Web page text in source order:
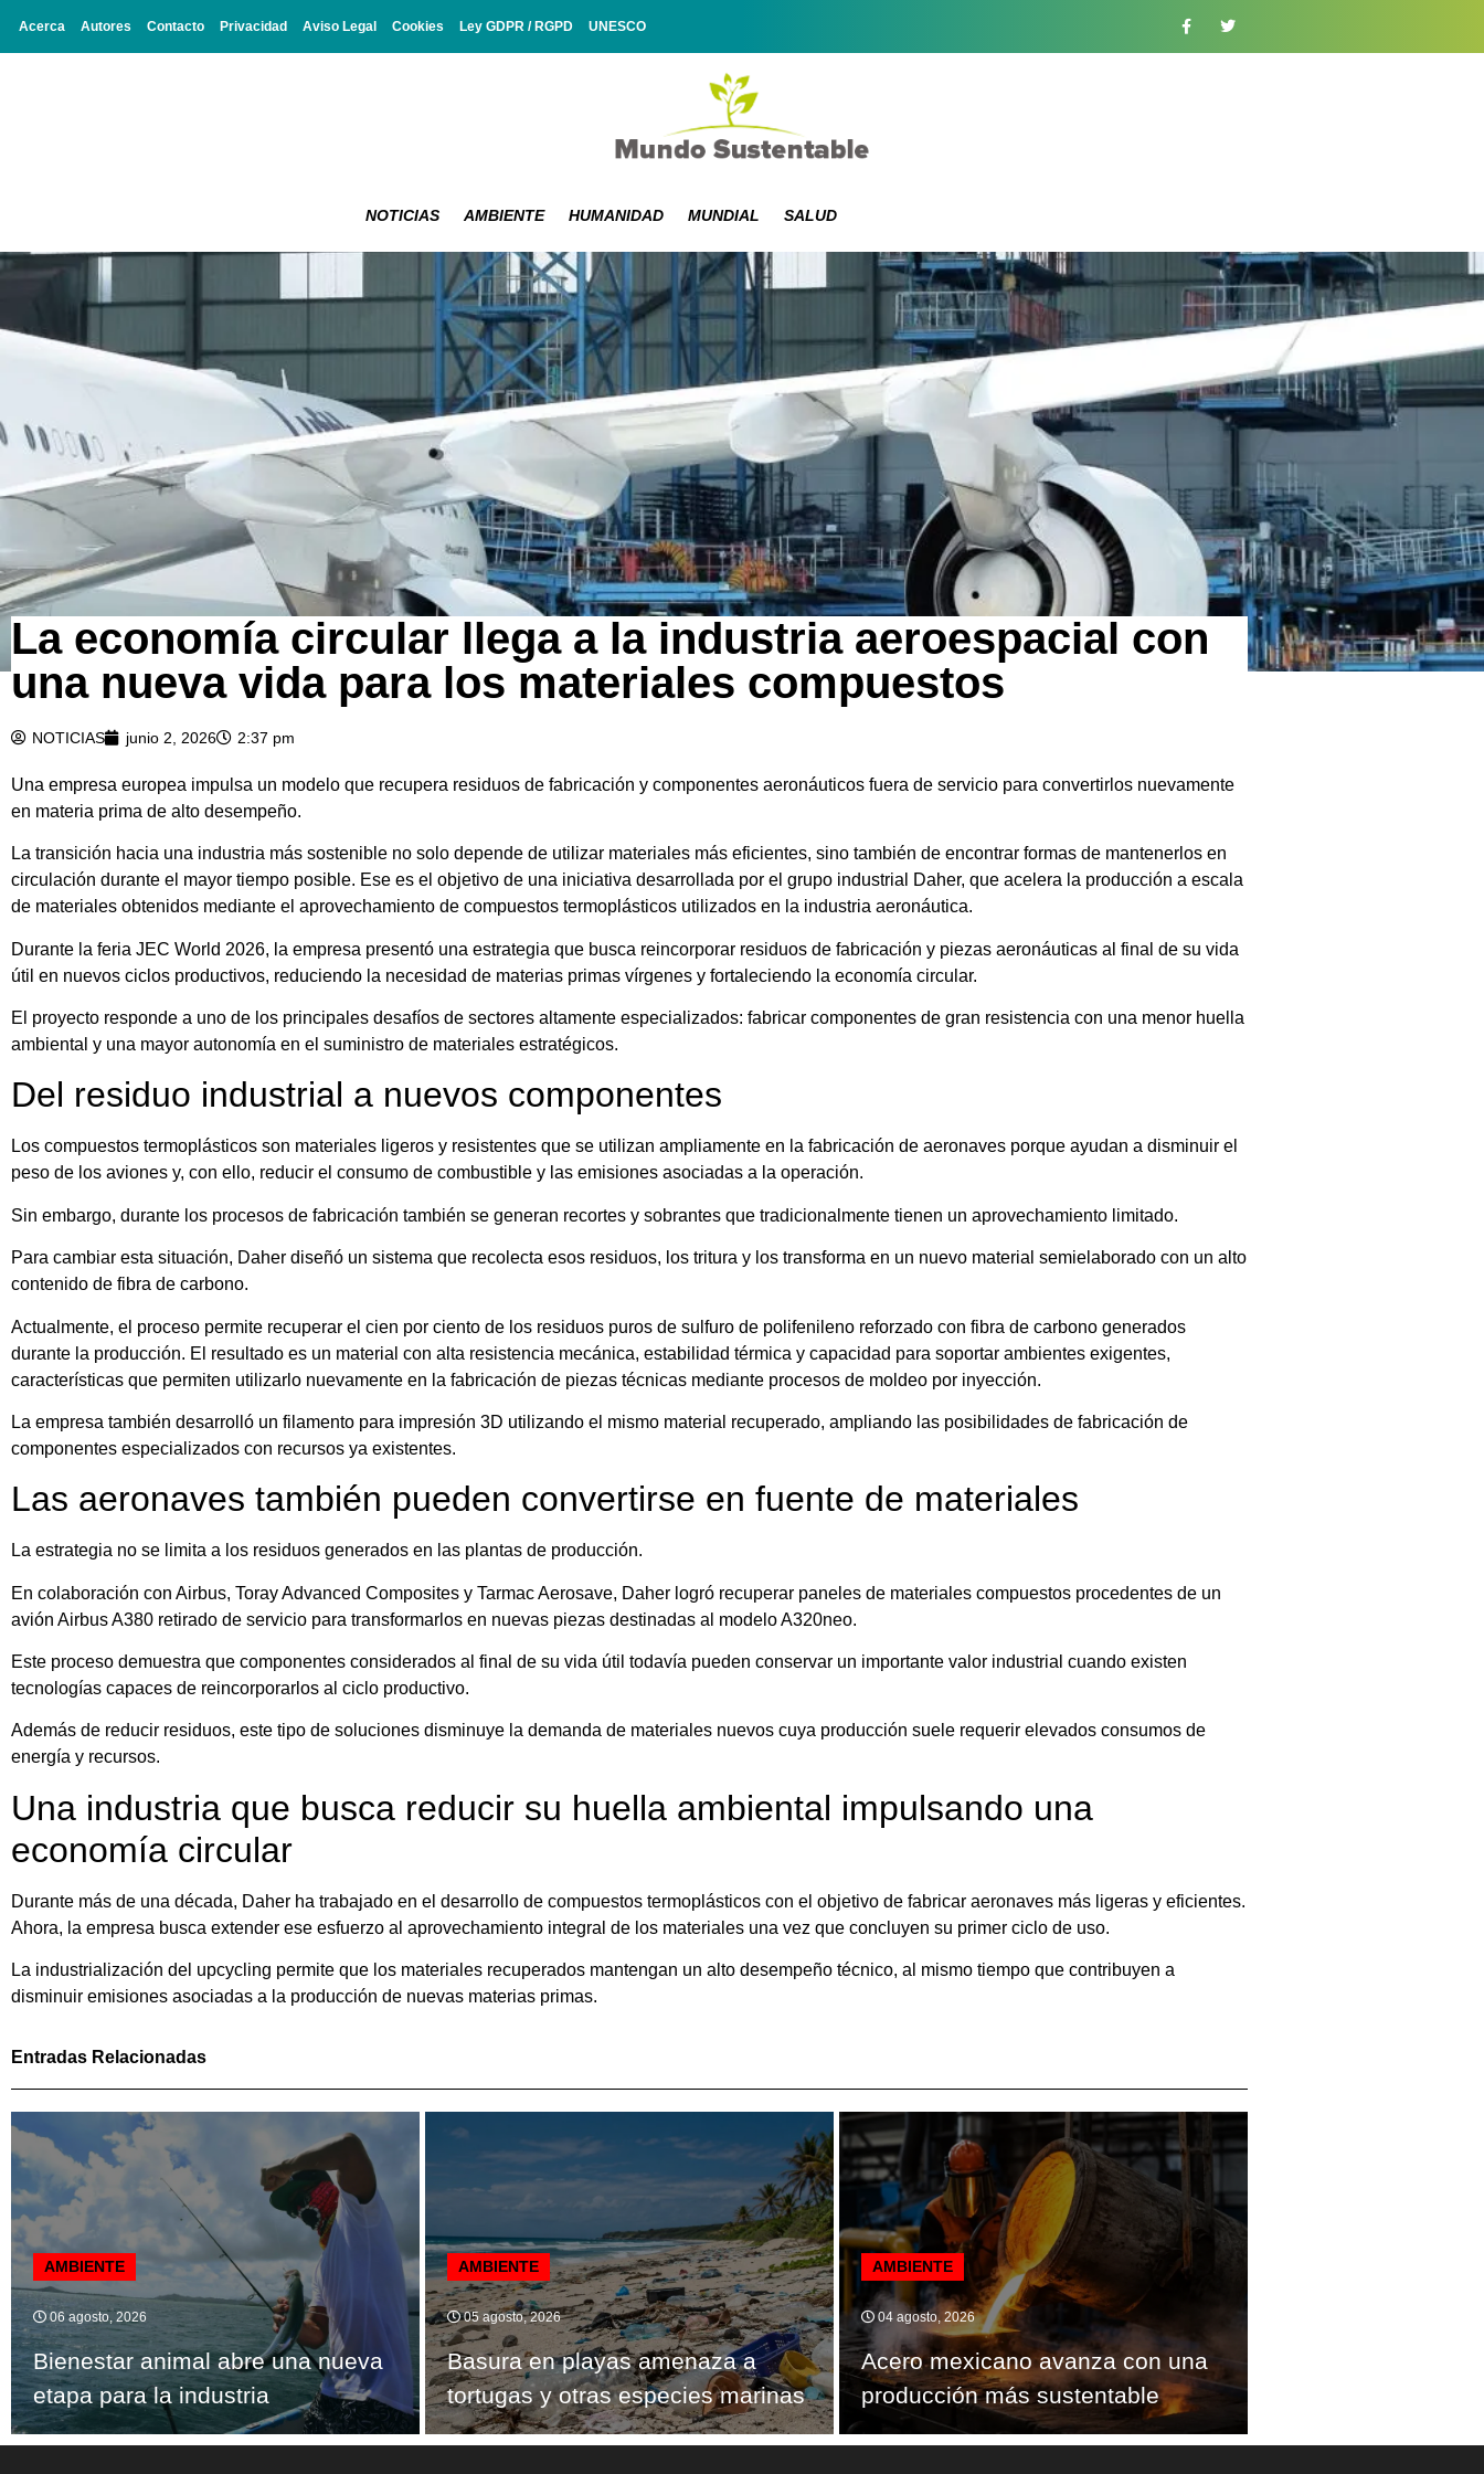
Acerca Autores Contacto Privacidad Aviso Legal Cookies Ley GDPR / RGPD UNESCO
NOTICIAS AMBIENTE HUMANIDAD MUNDIAL SALUD
La economía circular llega a la industria aeroespacial con
una nueva vida para los materiales compuestos
NOTICIAS junio 2, 2026 2:37 pm
Una empresa europea impulsa un modelo que recupera residuos de fabricación y componentes aeronáuticos fuera de servicio para convertirlos nuevamente
en materia prima de alto desempeño.
La transición hacia una industria más sostenible no solo depende de utilizar materiales más eficientes, sino también de encontrar formas de mantenerlos en
circulación durante el mayor tiempo posible. Ese es el objetivo de una iniciativa desarrollada por el grupo industrial Daher, que acelera la producción a escala
de materiales obtenidos mediante el aprovechamiento de compuestos termoplásticos utilizados en la industria aeronáutica.
Durante la feria JEC World 2026, la empresa presentó una estrategia que busca reincorporar residuos de fabricación y piezas aeronáuticas al final de su vida
útil en nuevos ciclos productivos, reduciendo la necesidad de materias primas vírgenes y fortaleciendo la economía circular.
El proyecto responde a uno de los principales desafíos de sectores altamente especializados: fabricar componentes de gran resistencia con una menor huella
ambiental y una mayor autonomía en el suministro de materiales estratégicos.
Del residuo industrial a nuevos componentes
Los compuestos termoplásticos son materiales ligeros y resistentes que se utilizan ampliamente en la fabricación de aeronaves porque ayudan a disminuir el
peso de los aviones y, con ello, reducir el consumo de combustible y las emisiones asociadas a la operación.
Sin embargo, durante los procesos de fabricación también se generan recortes y sobrantes que tradicionalmente tienen un aprovechamiento limitado.
Para cambiar esta situación, Daher diseñó un sistema que recolecta esos residuos, los tritura y los transforma en un nuevo material semielaborado con un alto
contenido de fibra de carbono.
Actualmente, el proceso permite recuperar el cien por ciento de los residuos puros de sulfuro de polifenileno reforzado con fibra de carbono generados
durante la producción. El resultado es un material con alta resistencia mecánica, estabilidad térmica y capacidad para soportar ambientes exigentes,
características que permiten utilizarlo nuevamente en la fabricación de piezas técnicas mediante procesos de moldeo por inyección.
La empresa también desarrolló un filamento para impresión 3D utilizando el mismo material recuperado, ampliando las posibilidades de fabricación de
componentes especializados con recursos ya existentes.
Las aeronaves también pueden convertirse en fuente de materiales
La estrategia no se limita a los residuos generados en las plantas de producción.
En colaboración con Airbus, Toray Advanced Composites y Tarmac Aerosave, Daher logró recuperar paneles de materiales compuestos procedentes de un
avión Airbus A380 retirado de servicio para transformarlos en nuevas piezas destinadas al modelo A320neo.
Este proceso demuestra que componentes considerados al final de su vida útil todavía pueden conservar un importante valor industrial cuando existen
tecnologías capaces de reincorporarlos al ciclo productivo.
Además de reducir residuos, este tipo de soluciones disminuye la demanda de materiales nuevos cuya producción suele requerir elevados consumos de
energía y recursos.
Una industria que busca reducir su huella ambiental impulsando una
economía circular
Durante más de una década, Daher ha trabajado en el desarrollo de compuestos termoplásticos con el objetivo de fabricar aeronaves más ligeras y eficientes.
Ahora, la empresa busca extender ese esfuerzo al aprovechamiento integral de los materiales una vez que concluyen su primer ciclo de uso.
La industrialización del upcycling permite que los materiales recuperados mantengan un alto desempeño técnico, al mismo tiempo que contribuyen a
disminuir emisiones asociadas a la producción de nuevas materias primas.
Entradas Relacionadas
AMBIENTE
06 agosto, 2026
Bienestar animal abre una nueva
etapa para la industria
AMBIENTE
05 agosto, 2026
Basura en playas amenaza a
tortugas y otras especies marinas
AMBIENTE
04 agosto, 2026
Acero mexicano avanza con una
producción más sustentable